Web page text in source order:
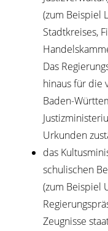
(zum Beispiel
Stadtkreises,
Das
hinaus für die
Baden-
Urkunden
das
schulischen
(zum Beispiel
Zeugnisse